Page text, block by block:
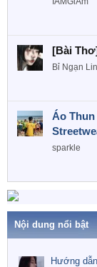
[Bài
Bỉ Ngạn
Áo
sparkle
Nội dung nổi bật
Hướng